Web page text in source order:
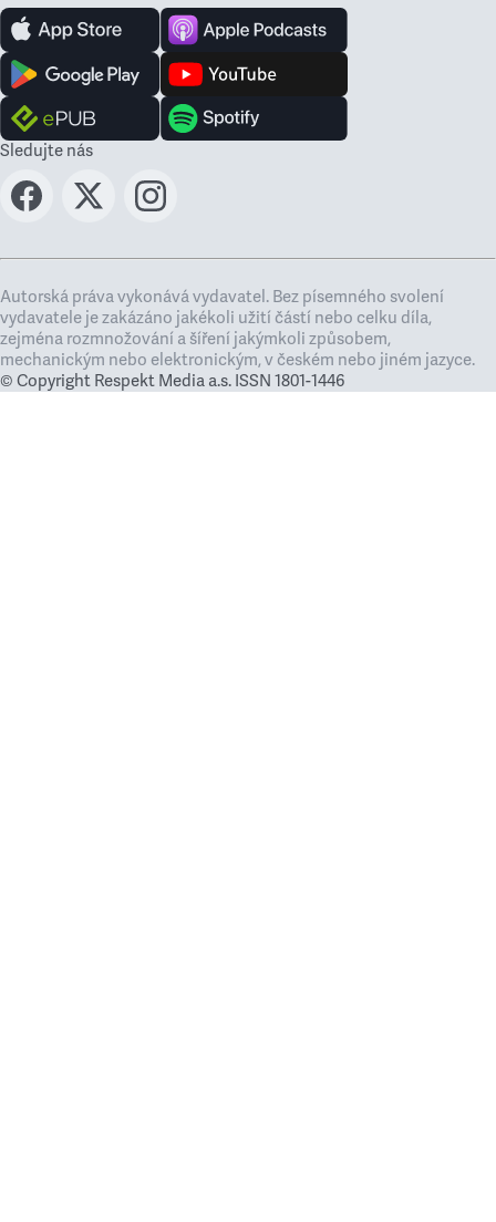
Sledujte nás
Autorská práva vykonává vydavatel. Bez písemného svolení
vydavatele je zakázáno jakékoli užití částí nebo celku díla,
zejména rozmnožování a šíření jakýmkoli způsobem,
mechanickým nebo elektronickým, v českém nebo jiném jazyce.
© Copyright Respekt Media a.s. ISSN 1801-1446